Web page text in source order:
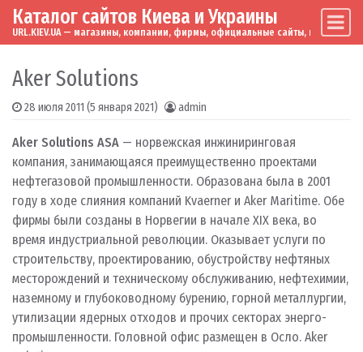
Skip to content
Main Navigation
Каталог сайтов Киева и Украины
URL.KIEV.UA — магазины, компании, фирмы, официальные сайты, мировые
Aker Solutions
28 июля 2011 (5 января 2021) admin
Aker Solutions ASA — норвежская инжиниринговая
компания, занимающаяся преимущественно проектами
нефтегазовой промышленности. Образована была в 2001
году в ходе слияния компаний Kvaerner и Aker Maritime. Обе
фирмы были созданы в Норвегии в начале XIX века, во
время индустриальной революции. Оказывает услуги по
строительству, проектированию, обустройству нефтяных
месторождений и техническому обслуживанию, нефтехимии,
наземному и глубоководному бурению, горной металлургии,
утилизации ядерных отходов и прочих секторах энерго-
промышленности. Головной офис размещен в Осло. Aker